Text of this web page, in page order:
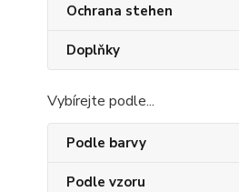
Ochrana stehen
Doplňky
Vybírejte podle...
Podle barvy
Podle vzoru